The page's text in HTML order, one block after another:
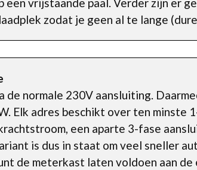
zodat je geen al te lange
de normale 230V aansluiting.
Elk adres beschikt over ten minste
een aparte 3-fase
is dus in staat om veel sneller
de meterkast laten voldoen aan